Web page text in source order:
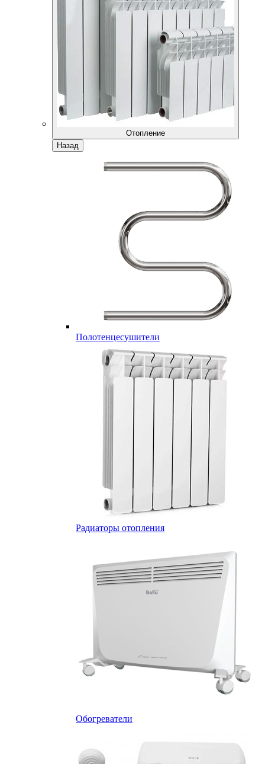
Отопление
Назад
Полотенцесушители
Радиаторы отопления
Обогреватели